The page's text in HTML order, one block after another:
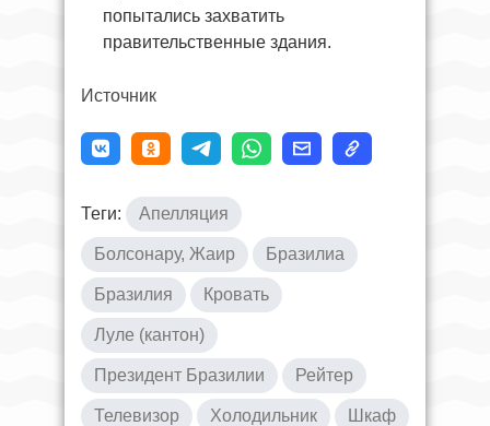
попытались захватить
правительственные здания.
Источник
Теги: Апелляция
Болсонару, Жаир Бразилиа
Бразилия Кровать
Луле (кантон)
Президент Бразилии Рейтер
Телевизор Холодильник Шкаф